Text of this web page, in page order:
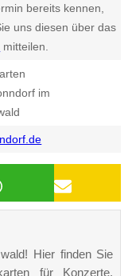
bereits kennen,
uns diesen über das
mitteilen.
im
Hier finden Sie
für Konzerte,